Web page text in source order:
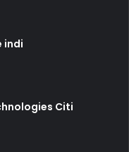
indi
Citi